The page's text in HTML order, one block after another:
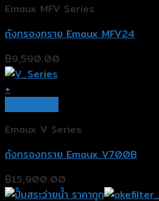
Emaux MFV Series
ถังกรองทราย Emaux MFV24
฿9,590.00
+
Emaux V Series
ถังกรองทราย Emaux V700B
฿15,900.00